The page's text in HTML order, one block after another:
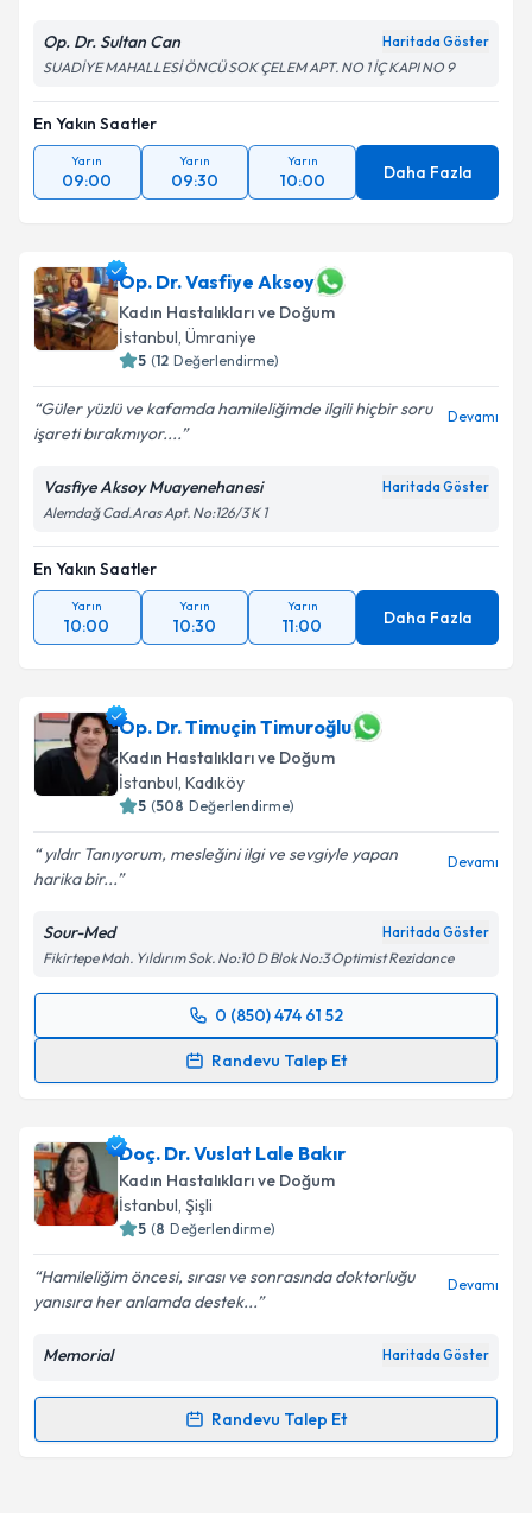
Op. Dr. Sultan Can Haritada Göster
SUADİYE MAHALLESİ ÖNCÜ SOK ÇELEM APT. NO 1 İÇ KAPI NO 9
En Yakın Saatler
Yarın
09:00
Yarın
09:30
Yarın
10:00 Daha Fazla
Op. Dr. Vasfiye Aksoy
Kadın Hastalıkları ve Doğum
İstanbul, Ümraniye
5 (12 Değerlendirme)
Güler yüzlü ve kafamda hamileliğimde ilgili hiçbir soru
işareti bırakmıyor....
Devamı
Vasfiye Aksoy Muayenehanesi Haritada Göster
Alemdağ Cad.Aras Apt. No:126/3 K 1
En Yakın Saatler
Yarın
10:00
Yarın
10:30
Yarın
11:00 Daha Fazla
Op. Dr. Timuçin Timuroğlu
Kadın Hastalıkları ve Doğum
İstanbul, Kadıköy
5 (508 Değerlendirme)
yıldır Tanıyorum, mesleğini ilgi ve sevgiyle yapan
harika bir...
Devamı
Sour-Med Haritada Göster
Fikirtepe Mah. Yıldırım Sok. No:10 D Blok No:3 Optimist Rezidance
0 (850) 474 61 52
Randevu Talep Et
Randevu Takvimi Talebi
için bir takvim hazırlandığında e-posta ile
bilgilendireceğiz.
E-posta Adresiniz
'ni okudum ve kişisel verilerimin belirtilen
Doç. Dr. Vuslat Lale Bakır
Kadın Hastalıkları ve Doğum
İstanbul, Şişli
5 (8 Değerlendirme)
Hamileliğim öncesi, sırası ve sonrasında doktorluğu
yanısıra her anlamda destek...
Devamı
Memorial Haritada Göster
Randevu Talep Et
Randevu Takvimi Talebi